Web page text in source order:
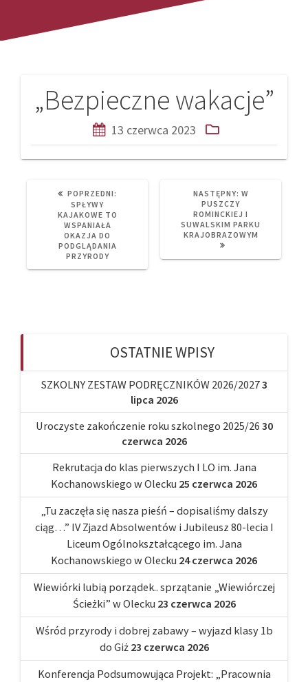
„Bezpieczne wakacje”
13 czerwca 2023
Nawigacja
wpisu
POPRZEDNI:
SPŁYWY
KAJAKOWE TO
WSPANIAŁA
OKAZJA DO
PODGLĄDANIA
PRZYRODY
NASTĘPNY: NEXT
W
PUSZCZY
ROMINCKIEJ I
SUWALSKIM PARKU
KRAJOBRAZOWYM
OSTATNIE WPISY
SZKOLNY ZESTAW PODRĘCZNIKÓW 2026/20273
lipca 2026
Uroczyste zakończenie roku szkolnego 2025/26 30
czerwca 2026
Rekrutacja do klas pierwszych I LO im. Jana
Kochanowskiego w Olecku 25 czerwca 2026
„Tu zaczęła się nasza pieśń – dopisaliśmy dalszy
ciąg…” IV Zjazd Absolwentów i Jubileusz 80-lecia I
Liceum Ogólnokształcącego im. Jana
Kochanowskiego w Olecku 24 czerwca 2026
Wiewiórki lubią porządek.. sprzątanie „Wiewiórczej
Ścieżki” w Olecku 23 czerwca 2026
Wśród przyrody i dobrej zabawy – wyjazd klasy 1b
do Giż 23 czerwca 2026
Konferencja Podsumowująca Projekt: „Pracownia